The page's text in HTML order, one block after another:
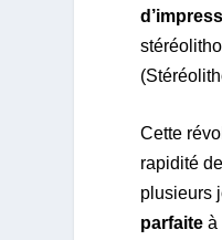
Cette
rapidité
plusieurs
parfaite à